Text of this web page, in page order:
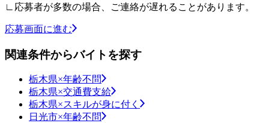
∟応募者が多数の場合、ご連絡が遅れることがあります。
応募画面に進む
関連条件からバイトを探す
栃木県×年齢不問
栃木県×交通費支給
栃木県×スキルが身に付く
日光市×年齢不問